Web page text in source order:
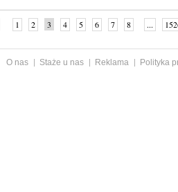
1 2 3 4 5 6 7 8 ...
O nas Staże u nas Reklama
Polityka